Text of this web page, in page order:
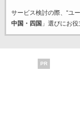
サービス検討の際、“ユ
中国・四国 」選びにお役
PR